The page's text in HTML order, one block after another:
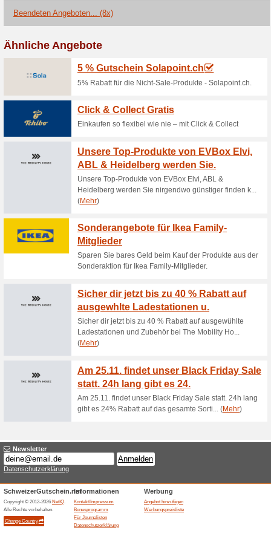
Aktuelle Angebote
Bis 15 % Rabatt auf
Produkte. Bis 31. Mai.
0% funktioniert
Gutscheine
Bis 15% Rabatt auf
Up to 15% discount on
May 2023.
Kostenlose
82% funktioniert Gutscheine
Lieferung in der Schweiz
Einkauf von CHF 5000.-
und Lichtenstein aus.
oder Accessoires vor dem